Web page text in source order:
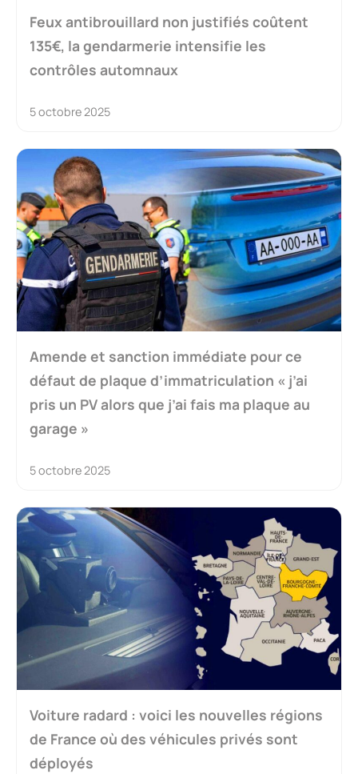
Feux antibrouillard non justifiés coûtent
135€, la gendarmerie intensifie les
contrôles automnaux
5 octobre 2025
Amende et sanction immédiate pour ce
défaut de plaque d’immatriculation « j’ai
pris un PV alors que j’ai fais ma plaque au
garage »
5 octobre 2025
Voiture radard : voici les nouvelles régions
de France où des véhicules privés sont
déployés